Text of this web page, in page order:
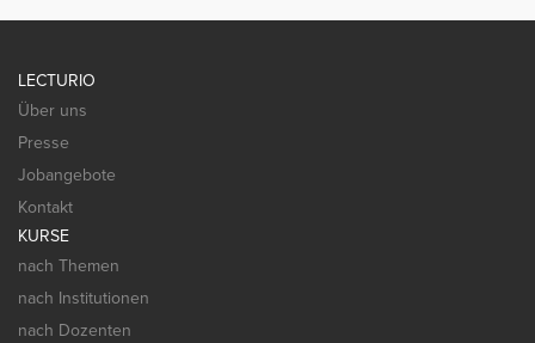
LECTURIO
Über uns
Presse
Jobangebote
Kontakt
KURSE
nach Themen
nach Institutionen
nach Dozenten